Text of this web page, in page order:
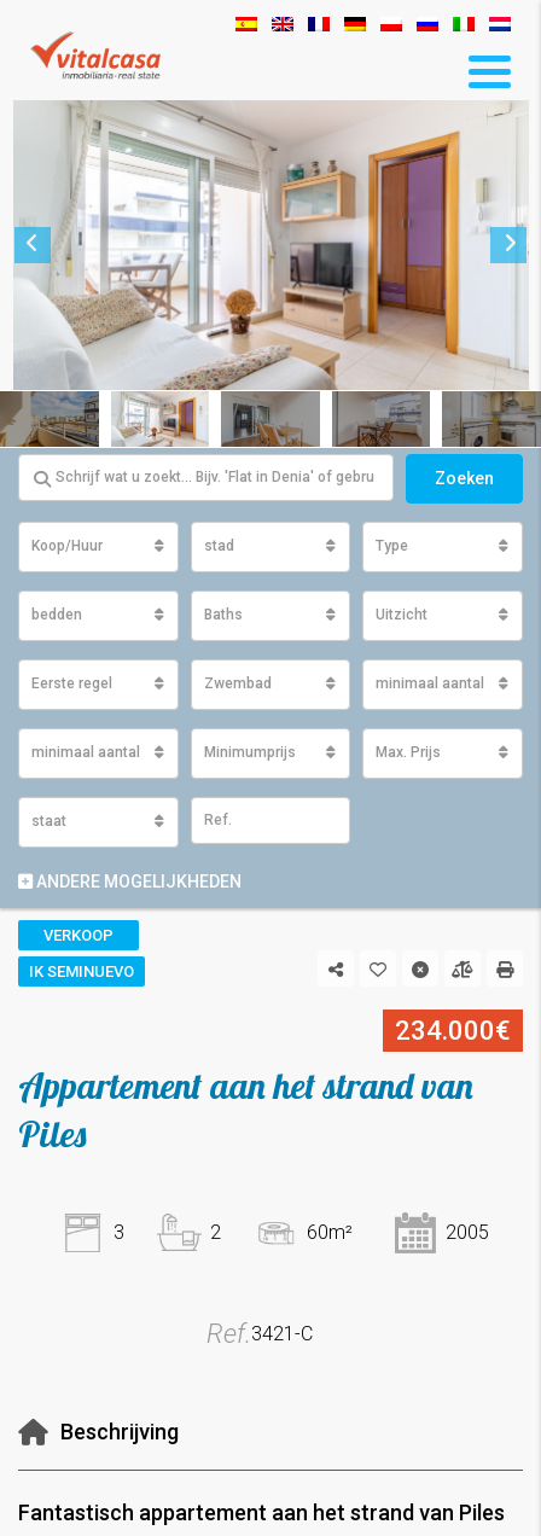
Zoeken
Koop/Huur stad Type
bedden Baths Uitzicht
Eerste regel Zwembad minimaal aantal m2
minimaal aantal m2 perceelMinimumprijs Max. Prijs
staat
ANDERE MOGELIJKHEDEN
VERKOOP
IK SEMINUEVO
234.000€
Appartement aan het strand van
Piles
3 2 60m² 2005
Ref. 3421-C
Beschrijving
Fantastisch appartement aan het strand van Piles